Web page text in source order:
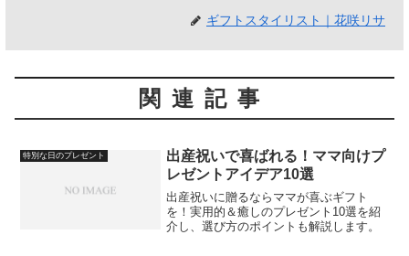
ギフトスタイリスト｜花咲リサ
関連記事
特別な日のプレゼント
出産祝いで喜ばれる！ママ向けプ
レゼントアイデア10選
出産祝いに贈るならママが喜ぶギフト
を！実用的＆癒しのプレゼント10選を紹
介し、選び方のポイントも解説します。